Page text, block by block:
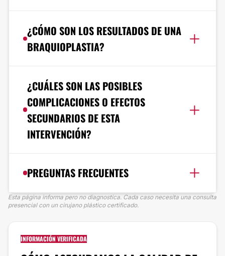
¿CÓMO SON LOS RESULTADOS DE UNA
BRAQUIOPLASTIA?
¿CUÁLES SON LAS POSIBLES
COMPLICACIONES O EFECTOS
SECUNDARIOS DE ESTA
INTERVENCIÓN?
PREGUNTAS FRECUENTES
Esta página informa pero no diagnostica. Cada caso necesita una consulta
presencial con un cirujano plástico certificado.
INFORMACIÓN VERIFICADA